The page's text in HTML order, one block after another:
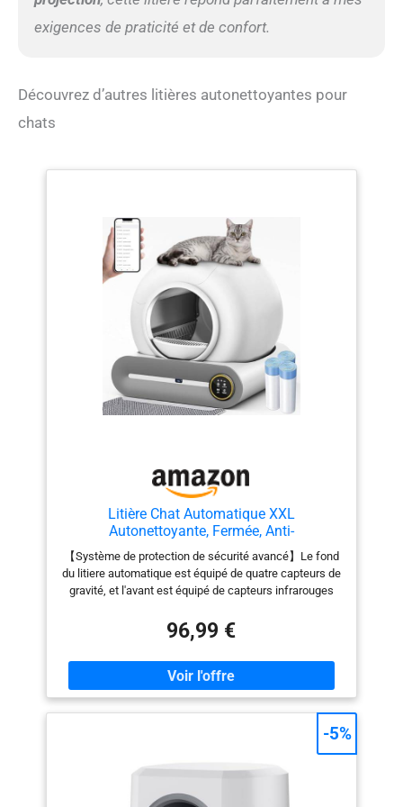
exigences de praticité et de confort.
Découvrez d’autres litières autonettoyantes pour
chats
Litière Chat Automatique XXL
Autonettoyante, Fermée, Anti-
Odeur,Silencieuse
【Système de protection de sécurité avancé】Le fond
du litiere automatique est équipé de quatre capteurs de
gravité, et l'avant est équipé de capteurs infrarouges
l'activité du chat. Lorsque le chat s'approche ou entre
dans le bac à litière anti odeur, l'appareil interrompt
immédiatement le programme de nettoyage
automatique afin d'éviter tout accident potentiel,
permettant ainsi au chat d'utiliser le litiere tranquille
pour chat en toute tranquillité. 【Technologie de
désodorisation et de purification hautement efficace】
l'air grâce à la technologie ionique, neutralisant ainsi
96,99 €
-5%